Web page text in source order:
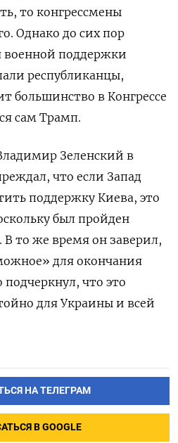
то конгрессмены
Однако до сих пор
поддержки
республиканцы,
большинство в Конгрессе
сам Трамп.
Зеленский в
что если Запад
поддержку Киева, это
был пройден
В то же время он заверил,
для окончания
что это
для Украины и всей
НА ТЕЛЕГРАМ
В GOOGLE